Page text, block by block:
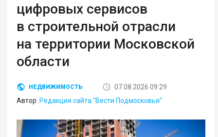
цифровых сервисов
в строительной отрасли
на территории Московской
области
НЕДВИЖИМОСТЬ
07.08.2026 09:29
Автор: Редакция сайта "Вести Подмосковья"